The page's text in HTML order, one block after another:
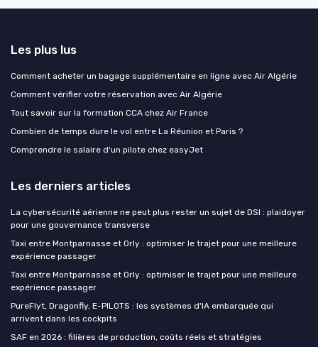
Les plus lus
Comment acheter un bagage supplémentaire en ligne avec Air Algérie
Comment vérifier votre réservation avec Air Algérie
Tout savoir sur la formation CCA chez Air France
Combien de temps dure le vol entre La Réunion et Paris ?
Comprendre le salaire d'un pilote chez easyJet
Les derniers articles
La cybersécurité aérienne ne peut plus rester un sujet de DSI : plaidoyer
pour une gouvernance transverse
Taxi entre Montparnasse et Orly : optimiser le trajet pour une meilleure
expérience passager
Taxi entre Montparnasse et Orly : optimiser le trajet pour une meilleure
expérience passager
PureFlyt, Dragonfly, E-PILOTS : les systèmes d'IA embarquée qui
arrivent dans les cockpits
SAF en 2026 : filières de production, coûts réels et stratégies